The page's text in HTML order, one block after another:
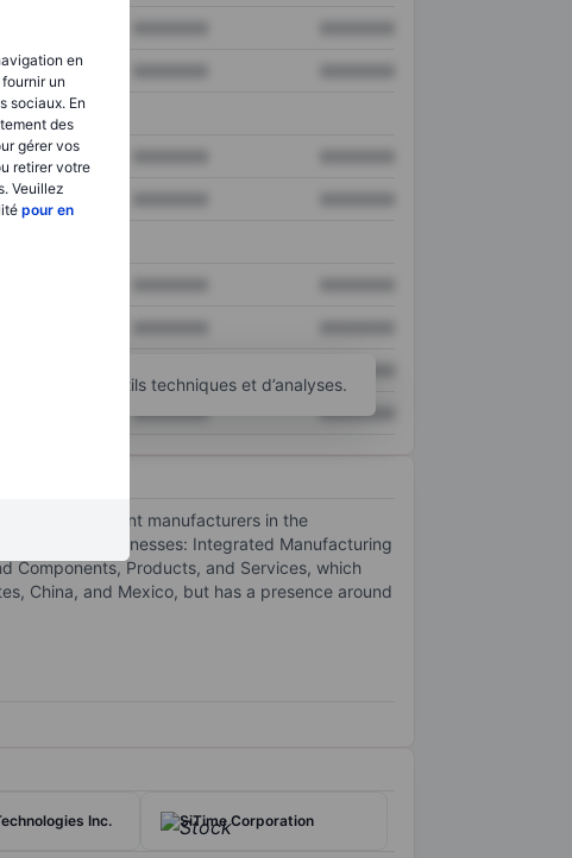
en
un
sociaux. En
des
gérer vos
retirer votre
Veuillez
pour en
XXXXXXX XXXXXXX
à d’autres outils techniques et d’analyses.
equipment manufacturers in the
as two businesses: Integrated Manufacturing
Components, Products, and Services, which
China, and Mexico, but has a presence around
Inc. SiTime Corporation